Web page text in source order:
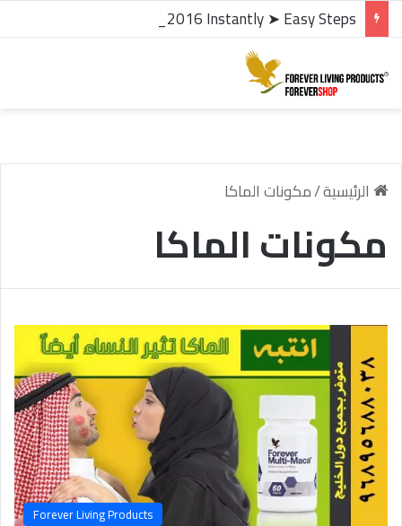
الرئيسية/مكونات الماكا
مكونات الماكا
Forever Living Products